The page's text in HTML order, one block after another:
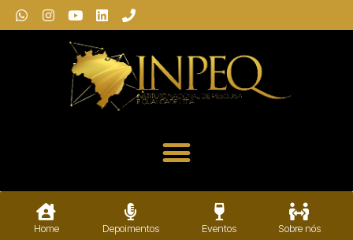
Home Depoimentos Eventos Sobre nós